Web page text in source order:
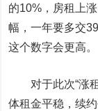
的10%，房租上
幅，一年要多交
这个数字会更高。
对于此次“涨租
体租金平稳，续